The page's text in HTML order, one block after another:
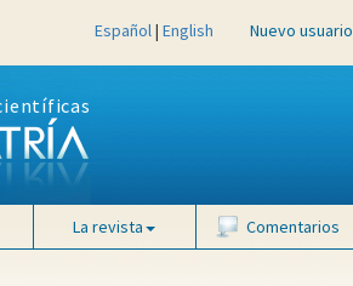
Español| English Nuevo usuario
La revista Comentarios